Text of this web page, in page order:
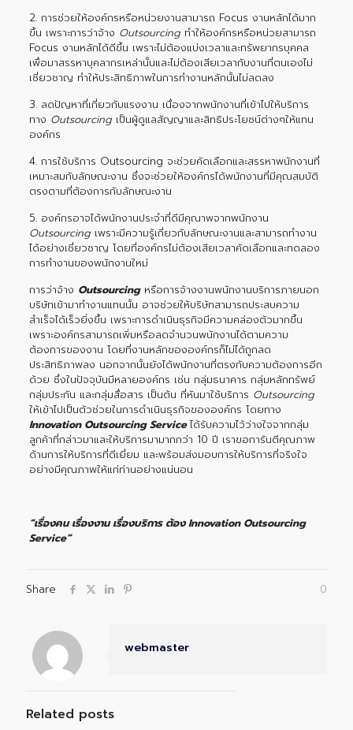
2. การช่วยให้องค์กรหรือหน่วยงานสามารถ Focus งานหลักได้มาก
ขึ้น เพราะการว่าจ้าง Outsourcingทำให้องค์กรหรือหน่วยสามารถ
Focus งานหลักได้ดีขึ้น เพราะไม่ต้องแบ่งเวลาและทรัพยากรบุคคล
เพื่อมาสรรหาบุคลากรเหล่านั้นและไม่ต้องเสียเวลากับงานที่ตนเองไม่
เชี่ยวชาญ ทำให้ประสิทธิภาพในการทำงานหลักนั้นไม่ลดลง
3. ลดปัญหาที่เกี่ยวกับแรงงาน เนื่องจากพนักงานที่เข้าไปให้บริการ
ทาง Outsourcingเป็นผู้ดูแลสัญญาและสิทธิประโยชน์ต่างๆให้แทน
องค์กร
4. การใช้บริการ Outsourcing จะช่วยคัดเลือกและสรรหาพนักงานที่
เหมาะสมกับลักษณะงาน ซึ่งจะช่วยให้องค์กรได้พนักงานที่มีคุณสมบัติ
ตรงตามที่ต้องการกับลักษณะงาน
5. องค์กรอาจได้พนักงานประจำที่ดีมีคุณาพจากพนักงาน
Outsourcingเพราะมีความรู้เกี่ยวกับลักษณะงานและสามารถทำงาน
ได้อย่างเชี่ยวชาญ โดยที่องค์กรไม่ต้องเสียเวลาคัดเลือกและทดลอง
การทำงานของพนักงานใหม่
การว่าจ้าง Outsourcingหรือการจ้างงานพนักงานบริการภายนอก
บริษัทเข้ามาทำงานแทนนั้น อาจช่วยให้บริษัทสามารถประสบความ
สำเร็จได้เร็วยิ่งขึ้น เพราะการดำเนินธุรกิจมีความคล่องตัวมากขึ้น
เพราะองค์กรสามารถเพิ่มหรือลดจำนวนพนักงานได้ตามความ
ต้องการของงาน โดยที่งานหลักขององค์กรก็ไม่ได้ถูกลด
ประสิทธิภาพลง นอกจากนั้นยังได้พนักงานที่ตรงกับความต้องการอีก
ด้วย ซึ่งในปัจจุบันมีหลายองค์กร เช่น กลุ่มธนาคาร กลุ่มหลักทรัพย์
กลุ่มประกัน และกลุ่มสื่อสาร เป็นต้น ที่หันมาใช้บริการ Outsourcing
ให้เข้าไปเป็นตัวช่วยในการดำเนินธุรกิจขององค์กร โดยทาง
Innovation Outsourcing Service ได้รับความไว้ว่างใจจากกลุ่ม
ลูกค้าที่กล่าวมาและให้บริการมามากกว่า 10 ปี เราขอการันตีคุณภาพ
ด้านการให้บริการที่ดีเยี่ยม และพร้อมส่งมอบการให้บริการที่จริงใจ
อย่างมีคุณภาพให้แก่ท่านอย่างแน่นอน
“เรื่องคน เรื่องงาน เรื่องบริการ ต้อง Innovation Outsourcing
Service”
Share 0
webmaster
Related posts